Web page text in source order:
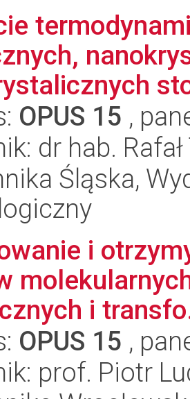
OPUS 15 ,
dr hab.
Śląska,
i
i
OPUS 15 ,
prof. Piotr